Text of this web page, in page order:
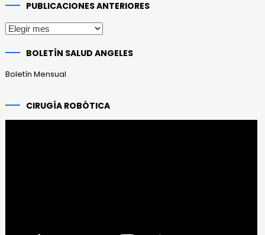
PUBLICACIONES ANTERIORES
Publicaciones
BOLETÍN SALUD ANGELES
Boletín Mensual
CIRUGÍA ROBÓTICA